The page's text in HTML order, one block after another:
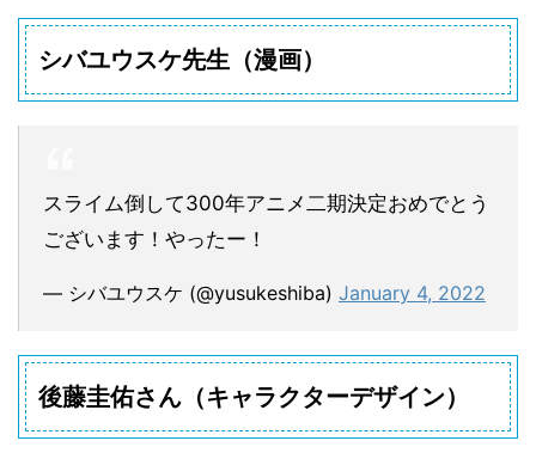
シバユウスケ先生（漫画）
スライム倒して300年アニメ二期決定おめでとう
ございます！やったー！
— シバユウスケ (@yusukeshiba) January 4, 2022
後藤圭佑さん（キャラクターデザイン）